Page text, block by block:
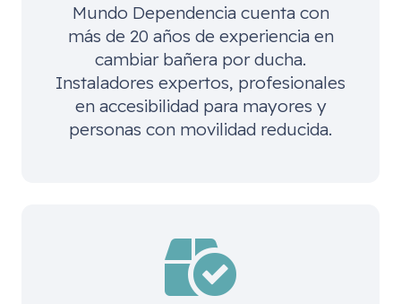
Mundo Dependencia cuenta con
más de 20 años de experiencia en
cambiar bañera por ducha.
Instaladores expertos, profesionales
en accesibilidad para mayores y
personas con movilidad reducida.